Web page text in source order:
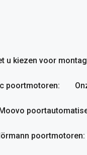
u kiezen voor
poortmotoren: